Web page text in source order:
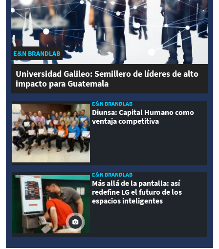
E&N BRANDLAB
Universidad Galileo: Semillero de líderes de alto
impacto para Guatemala
E&N BRANDLAB
Diunsa: Capital Humano como
ventaja competitiva
E&N BRANDLAB
Más allá de la pantalla: así
redefine LG el futuro de los
espacios inteligentes